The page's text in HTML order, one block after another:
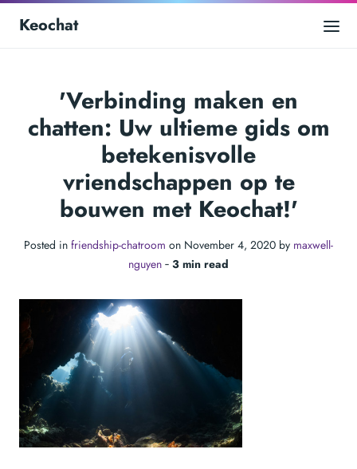
Keochat
'Verbinding maken en
chatten: Uw ultieme gids om
betekenisvolle
vriendschappen op te
bouwen met Keochat!'
Posted in friendship-chatroom on November 4, 2020 by maxwell-
nguyen ‐ 3 min read